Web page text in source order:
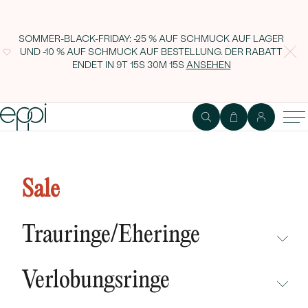
SOMMER-BLACK-FRIDAY: -25 % AUF SCHMUCK AUF LAGER
UND -10 % AUF SCHMUCK AUF BESTELLUNG. DER RABATT
ENDET IN 9T 15S 30M 15S ANSEHEN
Sale
Trauringe/Eheringe
NEUHEITEN
Verlobungsringe
und Diamanten Edela